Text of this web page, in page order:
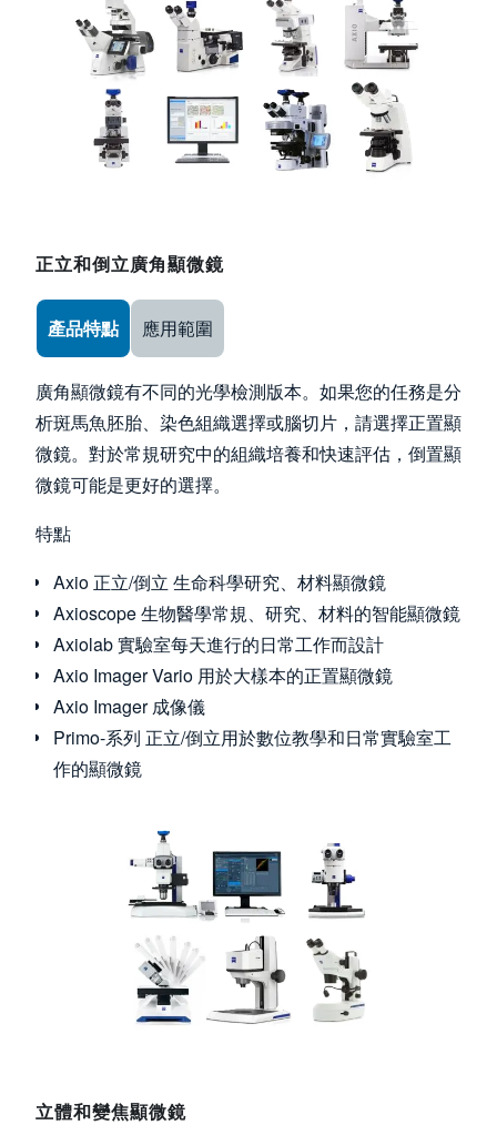
正立和倒立廣角顯微鏡
Use the arrow keys to navigate between tabs
產品特點 應用範圍
廣角顯微鏡有不同的光學檢測版本。如果您的任務是分
析斑馬魚胚胎、染色組織選擇或腦切片，請選擇正置顯
微鏡。對於常規研究中的組織培養和快速評估，倒置顯
微鏡可能是更好的選擇。
特點
Axio 正立/倒立 生命科學研究、材料顯微鏡
Axioscope 生物醫學常規、研究、材料的智能顯微鏡
Axiolab 實驗室每天進行的日常工作而設計
Axio Imager Vario 用於大樣本的正置顯微鏡
Axio Imager 成像儀
Primo-系列 正立/倒立用於數位教學和日常實驗室工
作的顯微鏡
立體和變焦顯微鏡